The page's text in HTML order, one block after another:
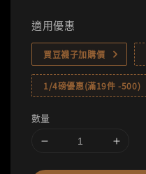
適用優惠
買豆襪子加購價
1/4磅優惠(滿19件 -500)
數量